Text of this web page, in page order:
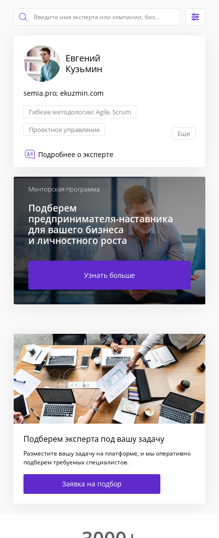
Евгений
Кузьмин
semia.pro; ekuzmin.com
Гибкие методологии: Agile, Scrum
Проектное управление
Еще
Подробнее о эксперте
Менторская программа
Подберем
предпринимателя-наставника
для вашего бизнеса
и личностного роста
Узнать больше
Подберем эксперта под вашу задачу
Разместите вашу задачу на платформе, и мы оперативно
подберем требуемых специалистов.
Заявка на подбор